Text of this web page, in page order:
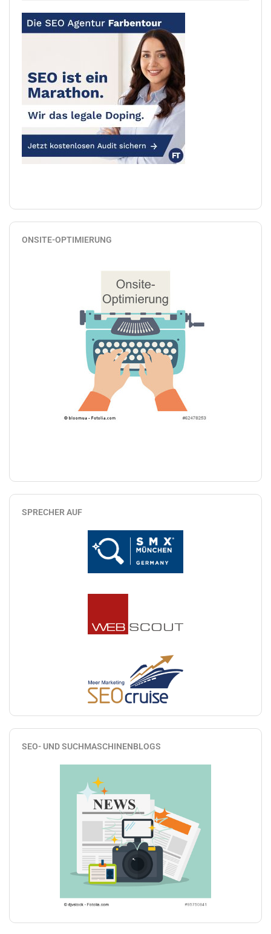
ONSITE-OPTIMIERUNG
SPRECHER AUF
SEO- UND SUCHMASCHINENBLOGS